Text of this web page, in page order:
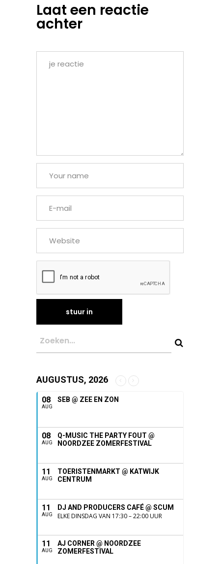
Laat een reactie
achter
AUGUSTUS, 2026
08
AUG
SEB @ ZEE EN ZON
08
AUG
Q-MUSIC THE PARTY FOUT @
NOORDZEE ZOMERFESTIVAL
11
AUG
TOERISTENMARKT @ KATWIJK
CENTRUM
11
AUG
DJ AND PRODUCERS CAFÉ @ SCUM
ELKE DINSDAG VAN 17:30 – 22:00 UUR
11
AUG
AJ CORNER @ NOORDZEE
ZOMERFESTIVAL